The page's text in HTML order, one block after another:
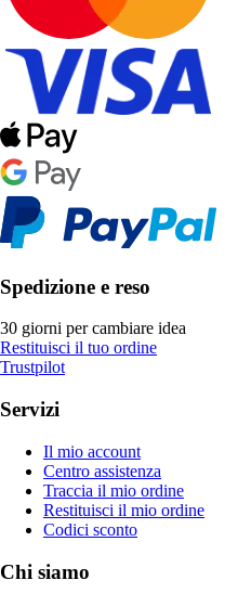
Spedizione e reso
30 giorni per cambiare idea
Restituisci il tuo ordine
Trustpilot
Servizi
Il mio account
Centro assistenza
Traccia il mio ordine
Restituisci il mio ordine
Codici sconto
Chi siamo